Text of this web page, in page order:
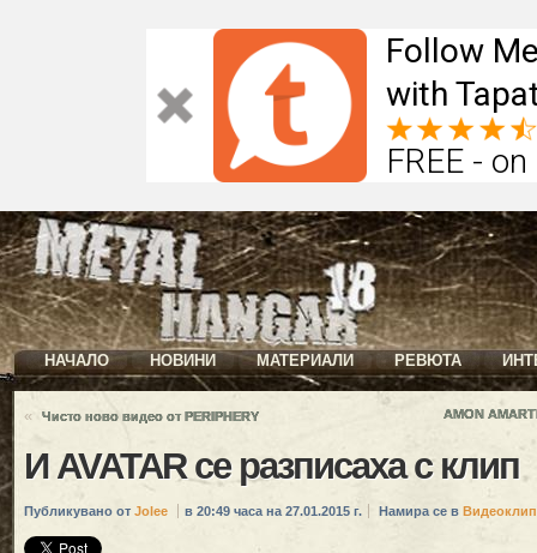
Follow
with
FREE -
НАЧАЛО НОВИНИ МАТЕРИАЛИ РЕВЮТА
« Чисто ново видео от PERIPHERY AMON
И AVATAR се разписаха с клип
Публикувано от Jolee в 20:49 часа на 27.01.2015 г. Намира се в